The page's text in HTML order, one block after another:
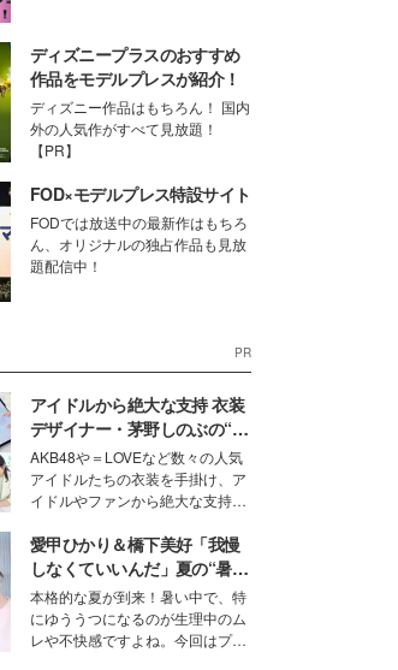
ディズニープラスのおすすめ
作品をモデルプレスが紹介！
ディズニー作品はもちろん！ 国内
外の人気作がすべて見放題！
【PR】
FOD×モデルプレス特設サイト
FODでは放送中の最新作はもちろ
ん、オリジナルの独占作品も見放
題配信中！
PR
アイドルから絶大な支持 衣装
デザイナー・茅野しのぶの“可
愛い”を作る美学＜「シチズン
クロスシー」インタビュー＞
AKB48や＝LOVEなど数々の人気
アイドルたちの衣装を手掛け、ア
イドルやファンから絶大な支持を
取締役兼クリエイティブディレク
ター・茅野しのぶ。一人ひとりの
個性に寄り添い、魅力を引き出す
衣装作りは、多くの女性たちに勇
気と自信を与え続けている。
愛甲ひかり＆橋下美好「我慢
しなくていいんだ」夏の“暑さ
対策”の新しい選択肢とは？
本格的な夏が到来！暑い中で、特
にゆううつになるのが生理中のム
レや不快感ですよね。今回はプラ